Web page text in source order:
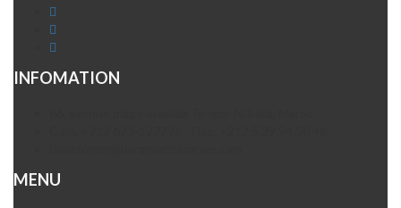
INFOMATION
MENU